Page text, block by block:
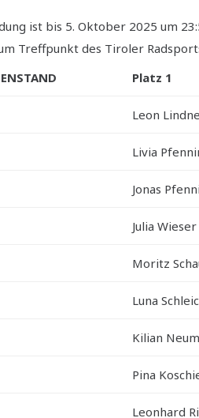
ist bis 5. Oktober 2025 um
Treffpunkt des Tiroler
Platz 1
Leon
Livia
Jonas
Julia
Moritz
Luna
Kilian
Pina
Leonhard